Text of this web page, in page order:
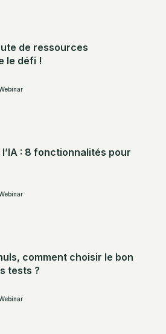
de ressources
le défi !
: 8 fonctionnalités pour
comment choisir le bon
tests ?